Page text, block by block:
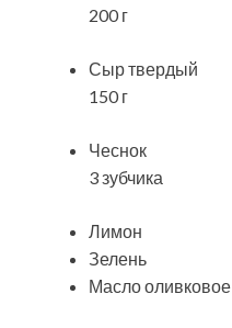
200 г
Сыр твердый
150 г
Чеснок
3 зубчика
Лимон
Зелень
Масло оливковое